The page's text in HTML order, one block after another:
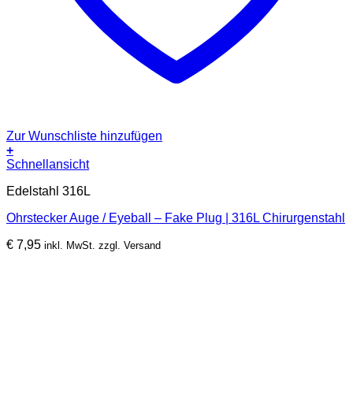
Zur Wunschliste hinzufügen
+
Schnellansicht
Edelstahl 316L
Ohrstecker Auge / Eyeball – Fake Plug | 316L Chirurgenstahl
€ 7,95 inkl. MwSt. zzgl. Versand